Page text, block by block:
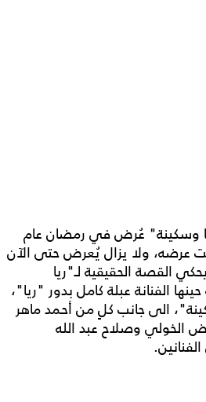
وسكينة" عُرض في رمضان عام
وقت عرضه، ولا يزال يُعرض حتى الآن
القصة الحقيقية لـ"ريا
الفنانة عبلة كامل بدور "ريا"،
الى جانب كلٍ من أحمد ماهر
الخولي وصلاح عبد الله